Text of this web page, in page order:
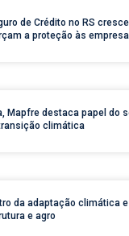
de Crédito no RS
a proteção às
Mapfre destaca papel do
climática
da adaptação climática
e agro